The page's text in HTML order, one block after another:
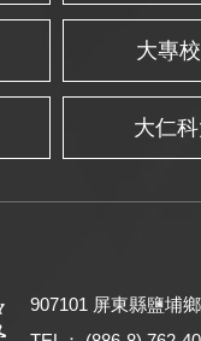
大專
大仁
907101 屏東縣鹽埔